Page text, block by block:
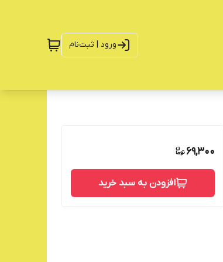
ورود | ثبت‌نام
69,300
افزودن به سبد خرید